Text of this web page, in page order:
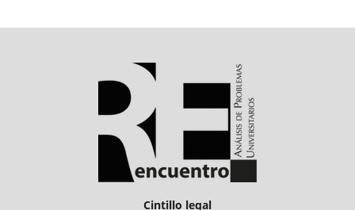
Cintillo legal